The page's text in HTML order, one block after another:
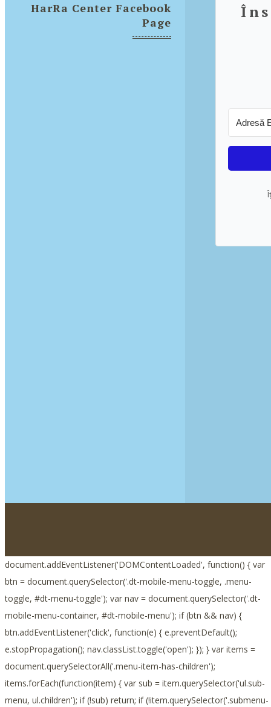
HarRa Center Facebook
Page
document.addEventListener('DOMContentLoaded', function() { var
btn = document.querySelector('.dt-mobile-menu-toggle, .menu-
toggle, #dt-menu-toggle'); var nav = document.querySelector('.dt-
mobile-menu-container, #dt-mobile-menu'); if (btn && nav) {
btn.addEventListener('click', function(e) { e.preventDefault();
e.stopPropagation(); nav.classList.toggle('open'); }); } var items =
document.querySelectorAll('.menu-item-has-children');
items.forEach(function(item) { var sub = item.querySelector('ul.sub-
menu, ul.children'); if (!sub) return; if (!item.querySelector('.submenu-